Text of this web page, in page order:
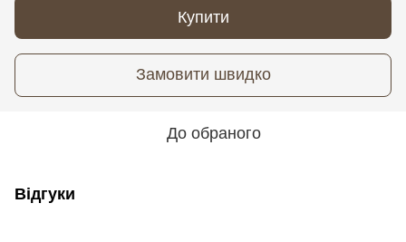
Купити
Замовити швидко
До обраного
Відгуки